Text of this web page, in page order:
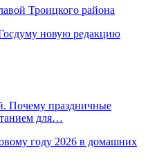
Троицкого района
новую редакцию
Почему праздничные
для…
году 2026 в домашних